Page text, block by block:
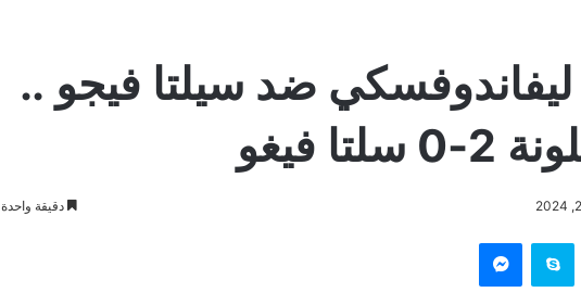
ضد سيلتا فيجو ..
فيغو
دقيقة واحدة
سكايب ماسنجر